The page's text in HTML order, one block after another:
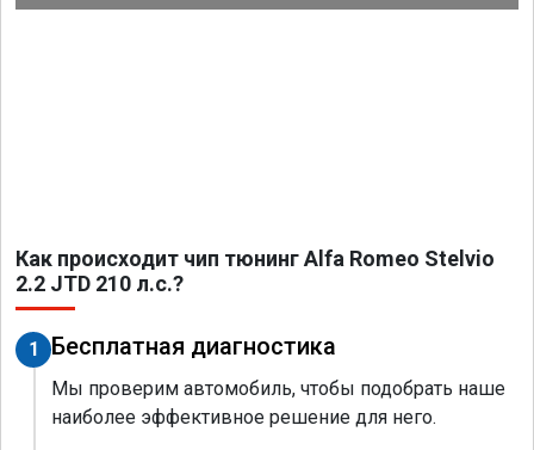
Как происходит чип тюнинг Alfa Romeo Stelvio
2.2 JTD 210 л.с.?
1 Бесплатная диагностика
Мы проверим автомобиль, чтобы подобрать наше
наиболее эффективное решение для него.